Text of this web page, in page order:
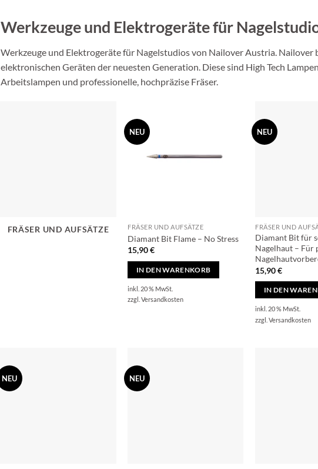
Werkzeuge und Elektrogeräte für
Werkzeuge und Elektrogeräte für Nagelstudios von Nailover Austria.
elektronischen Geräten der neuesten Generation. Diese sind High Tech
Arbeitslampen und professionelle, hochpräzise Fräser.
FRÄSER UND AUFSÄTZE
NEU
FRÄSER UND AUFSÄTZE
Diamant Bit Flame – No Stress
15,90€
IN DEN WARENKORB
inkl. 20 % MwSt.
zzgl.Versandkosten
NEU
FRÄSER UND
Diamant Bit für
Nagelhaut – Für
15,90€
IN DEN
inkl. 20 % MwSt.
zzgl.Versandkosten
NEU NEU